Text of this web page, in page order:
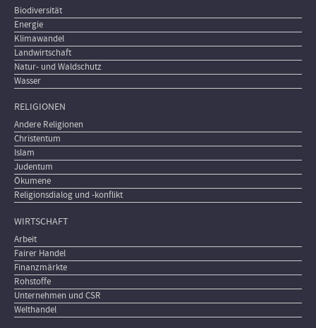
Biodiversität
Energie
Klimawandel
Landwirtschaft
Natur- und Waldschutz
Wasser
RELIGIONEN
Andere Religionen
Christentum
Islam
Judentum
Ökumene
Religionsdialog und -konflikt
WIRTSCHAFT
Arbeit
Fairer Handel
Finanzmärkte
Rohstoffe
Unternehmen und CSR
Welthandel